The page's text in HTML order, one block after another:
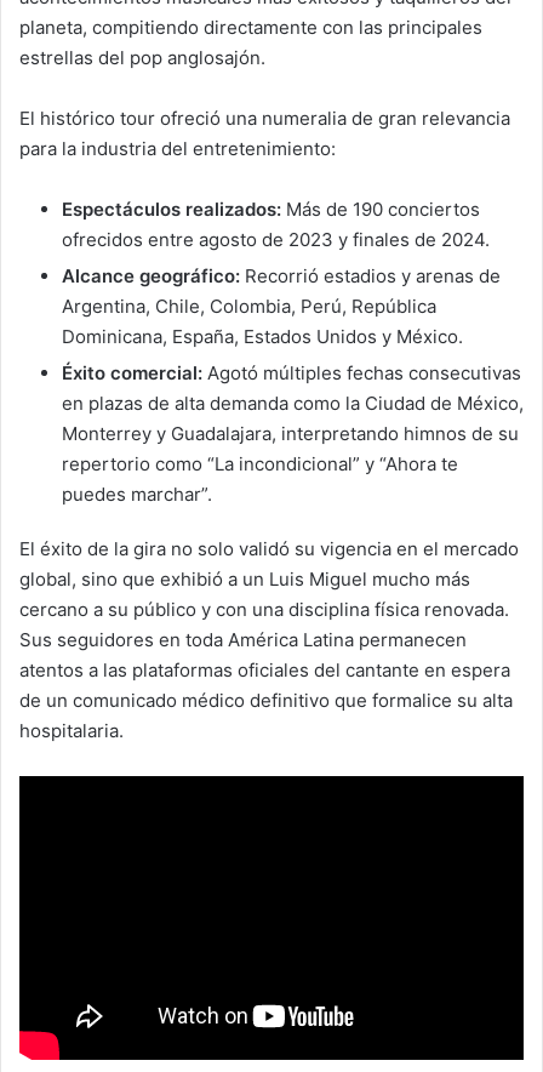
planeta, compitiendo directamente con las principales
estrellas del pop anglosajón.
El histórico tour ofreció una numeralia de gran relevancia
para la industria del entretenimiento:
Espectáculos realizados: Más de 190 conciertos
ofrecidos entre agosto de 2023 y finales de 2024.
Alcance geográfico: Recorrió estadios y arenas de
Argentina, Chile, Colombia, Perú, República
Dominicana, España, Estados Unidos y México.
Éxito comercial: Agotó múltiples fechas consecutivas
en plazas de alta demanda como la Ciudad de México,
Monterrey y Guadalajara, interpretando himnos de su
repertorio como “La incondicional” y “Ahora te
puedes marchar”.
El éxito de la gira no solo validó su vigencia en el mercado
global, sino que exhibió a un Luis Miguel mucho más
cercano a su público y con una disciplina física renovada.
Sus seguidores en toda América Latina permanecen
atentos a las plataformas oficiales del cantante en espera
de un comunicado médico definitivo que formalice su alta
hospitalaria.